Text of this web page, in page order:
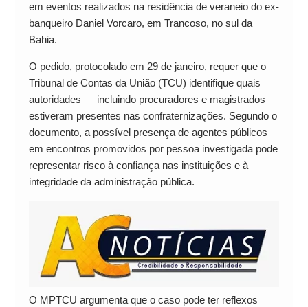
em eventos realizados na residência de veraneio do ex-
banqueiro Daniel Vorcaro, em Trancoso, no sul da
Bahia.
O pedido, protocolado em 29 de janeiro, requer que o
Tribunal de Contas da União (TCU) identifique quais
autoridades — incluindo procuradores e magistrados —
estiveram presentes nas confraternizações. Segundo o
documento, a possível presença de agentes públicos
em encontros promovidos por pessoa investigada pode
representar risco à confiança nas instituições e à
integridade da administração pública.
O MPTCU argumenta que o caso pode ter reflexos